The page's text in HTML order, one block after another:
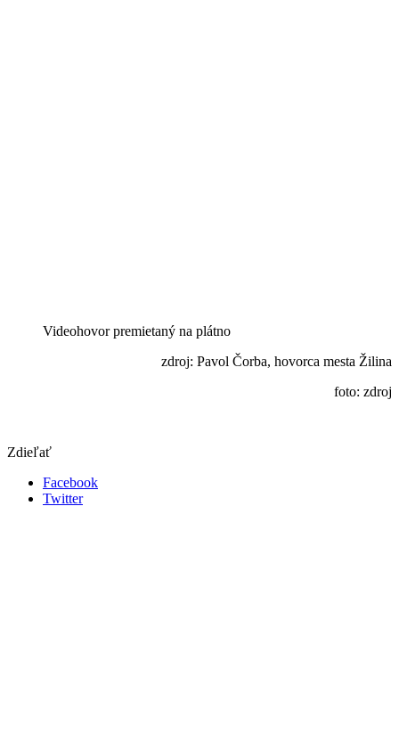
Videohovor premietaný na plátno
zdroj: Pavol Čorba, hovorca mesta Žilina
foto: zdroj
Zdieľať
Facebook
Twitter